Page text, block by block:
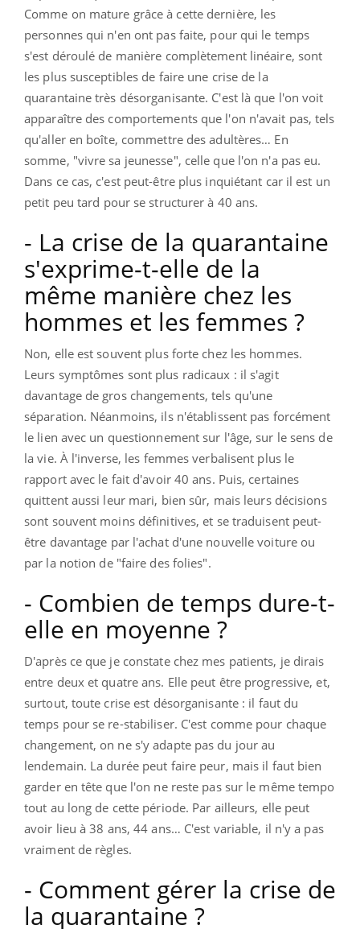
Comme on mature grâce à cette dernière, les
personnes qui n'en ont pas faite, pour qui le temps
s'est déroulé de manière complètement linéaire, sont
les plus susceptibles de faire une crise de la
quarantaine très désorganisante. C'est là que l'on voit
apparaître des comportements que l'on n'avait pas, tels
qu'aller en boîte, commettre des adultères… En
somme, "vivre sa jeunesse", celle que l'on n'a pas eu.
Dans ce cas, c'est peut-être plus inquiétant car il est un
petit peu tard pour se structurer à 40 ans.
- La crise de la quarantaine
s'exprime-t-elle de la
même manière chez les
hommes et les femmes ?
Non, elle est souvent plus forte chez les hommes.
Leurs symptômes sont plus radicaux : il s'agit
davantage de gros changements, tels qu'une
séparation. Néanmoins, ils n'établissent pas forcément
le lien avec un questionnement sur l'âge, sur le sens de
la vie. À l'inverse, les femmes verbalisent plus le
rapport avec le fait d'avoir 40 ans. Puis, certaines
quittent aussi leur mari, bien sûr, mais leurs décisions
sont souvent moins définitives, et se traduisent peut-
être davantage par l'achat d'une nouvelle voiture ou
par la notion de "faire des folies".
- Combien de temps dure-t-
elle en moyenne ?
D'après ce que je constate chez mes patients, je dirais
entre deux et quatre ans. Elle peut être progressive, et,
surtout, toute crise est désorganisante : il faut du
temps pour se re-stabiliser. C'est comme pour chaque
changement, on ne s'y adapte pas du jour au
lendemain. La durée peut faire peur, mais il faut bien
garder en tête que l'on ne reste pas sur le même tempo
tout au long de cette période. Par ailleurs, elle peut
avoir lieu à 38 ans, 44 ans… C'est variable, il n'y a pas
vraiment de règles.
- Comment gérer la crise de
la quarantaine ?